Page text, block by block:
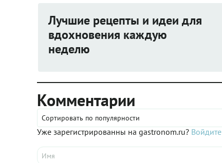
Лучшие рецепты и идеи для
вдохновения каждую
неделю
Комментарии
Сортировать по популярности
Уже зарегистрированны на gastronom.ru? Войдите